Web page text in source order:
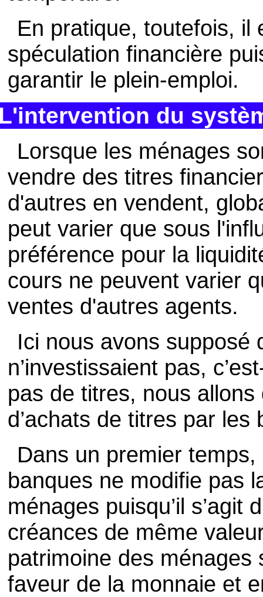
En pratique, toutefois, il
spéculation financière
garantir le plein-emploi.
du
Lorsque les ménages
vendre des titres
d'autres en vendent,
peut varier que sous
préférence pour la
cours ne peuvent varier
ventes d'autres agents.
Ici nous avons supposé
n’investissaient pas,
pas de titres, nous
d’achats de titres par les
Dans un premier
banques ne modifie pas
ménages puisqu’il s’agit
créances de même
patrimoine des ménages
faveur de la monnaie et